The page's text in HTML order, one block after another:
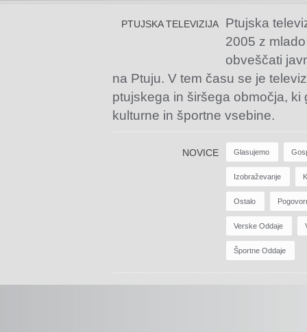
PTUJSKA TELEVIZIJA
Ptujska
2005 z
obveščati
na Ptuju. V tem času se je
ptujskega in širšega območja,
kulturne in športne vsebine.
NOVICE Glasujemo
Izobraževanje
Ostalo
Verske Oddaje
Športne Oddaje